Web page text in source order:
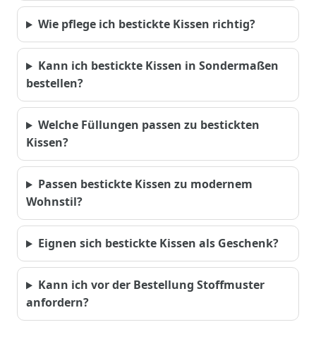
Wie pflege ich bestickte Kissen richtig?
Kann ich bestickte Kissen in Sondermaßen
bestellen?
Welche Füllungen passen zu bestickten
Kissen?
Passen bestickte Kissen zu modernem
Wohnstil?
Eignen sich bestickte Kissen als Geschenk?
Kann ich vor der Bestellung Stoffmuster
anfordern?